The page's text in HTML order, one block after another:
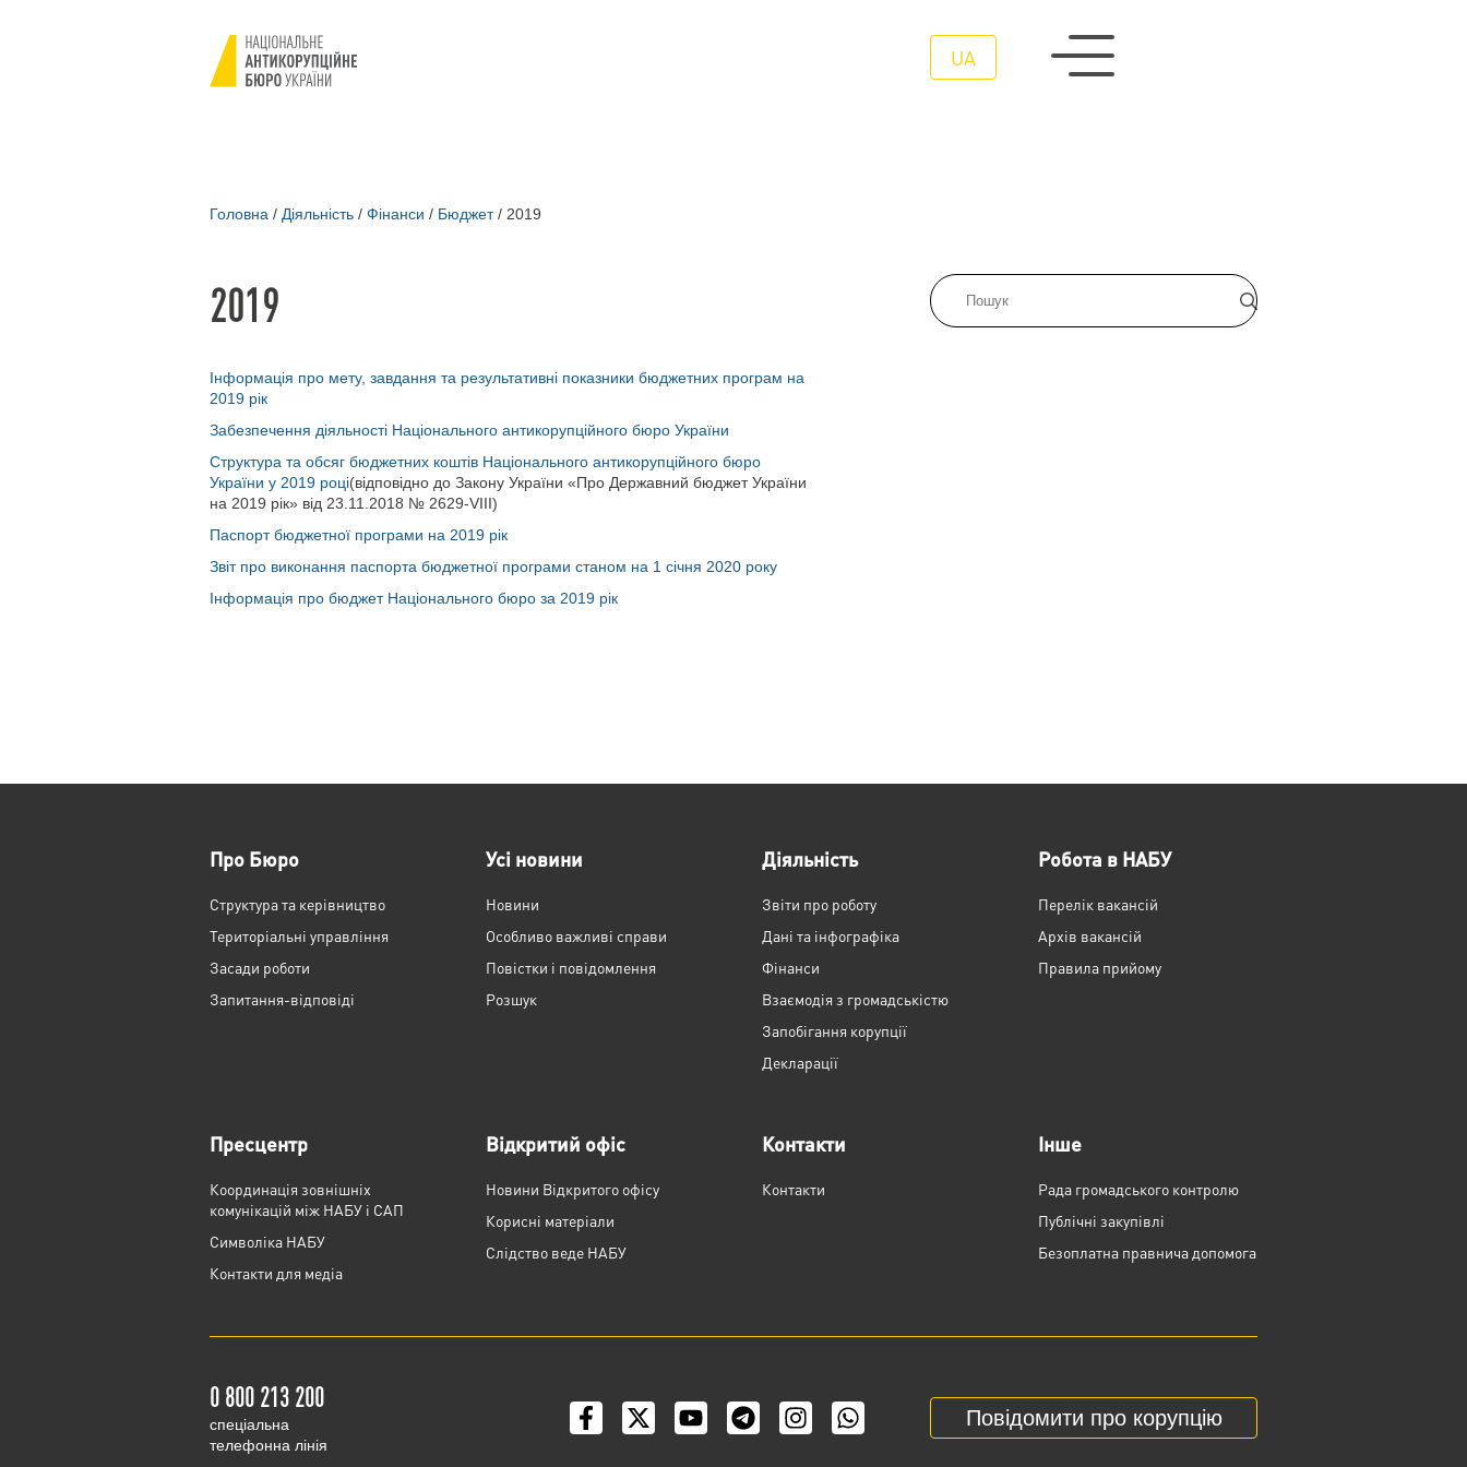
UA
Головна / Діяльність / Фінанси / Бюджет / 2019
2019
Інформація про мету, завдання та результативні показники бюджетних програм на
2019 рік
Забезпечення діяльності Національного антикорупційного бюро України
Структура та обсяг бюджетних коштів Національного антикорупційного бюро
України у 2019 році(відповідно до Закону України «Про Державний бюджет України
на 2019 рік» від 23.11.2018 № 2629-VIII)
Паспорт бюджетної програми на 2019 рік
Звіт про виконання паспорта бюджетної програми станом на 1 січня 2020 року
Інформація про бюджет Національного бюро за 2019 рік
Про Бюро
Структура та керівництво
Територіальні управління
Засади роботи
Запитання-відповіді
Усі новини
Новини
Особливо важливі справи
Повістки і повідомлення
Розшук
Діяльність
Звіти про роботу
Дані та інфографіка
Фінанси
Взаємодія з громадськістю
Запобігання корупції
Декларації
Робота в НАБУ
Перелік вакансій
Архів вакансій
Правила прийому
Пресцентр
Координація зовнішніх
комунікацій між НАБУ і САП
Cимволіка НАБУ
Контакти для медіа
Відкритий офіс
Новини Відкритого офісу
Корисні матеріали
Слідство веде НАБУ
Контакти
Контакти
Інше
Рада громадського контролю
Публічні закупівлі
Безоплатна правнича допомога
0 800 213 200
cпеціальна
телефонна лінія
Повідомити про корупцію